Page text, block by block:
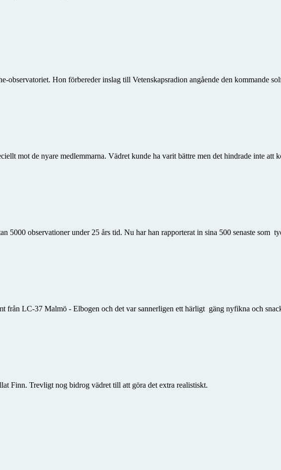
Hon förbereder inslag till Vetenskapsradion angående den kommande
mot de nyare medlemmarna. Vädret kunde ha varit bättre men det hindrade inte att
5000 observationer under 25 års tid. Nu har han rapporterat in sina 500 senaste som
från LC-37 Malmö - Elbogen och det var sannerligen ett härligt gäng nyfikna och
Finn. Trevligt nog bidrog vädret till att göra det extra realistiskt.